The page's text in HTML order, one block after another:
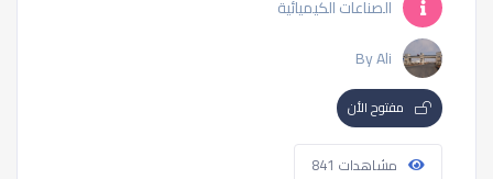
الصناعات الكيميائية
By Ali
مفتوح الأن
مشاهدات 841